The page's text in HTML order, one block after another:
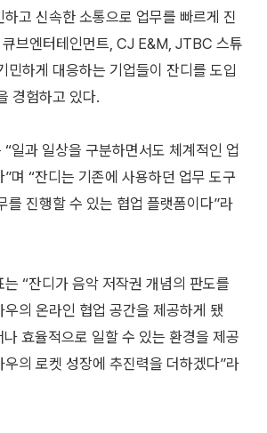
고 신속한 소통으로 업무를 빠르게 진
브엔터테인먼트, CJ E&M, JTBC 스튜
민하게 대응하는 기업들이 잔디를 도입
경험하고 있다.
일과 일상을 구분하면서도 체계적인 업
며 “잔디는 기존에 사용하던 업무 도구
를 진행할 수 있는 협업 플랫폼이다”라
“잔디가 음악 저작권 개념의 판도를
우의 온라인 협업 공간을 제공하게 됐
나 효율적으로 일할 수 있는 환경을 제공
의 로켓 성장에 추진력을 더하겠다”라